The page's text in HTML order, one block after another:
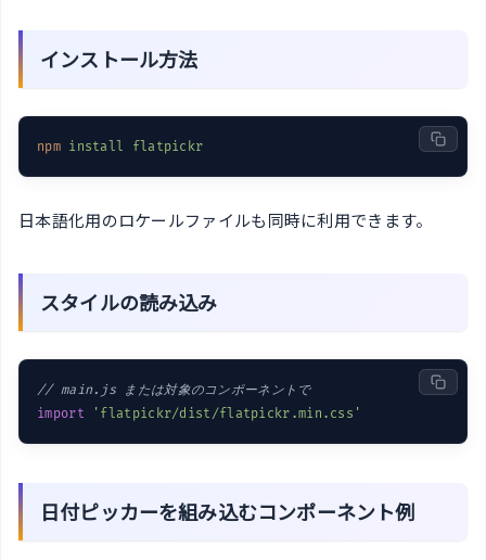
インストール方法
npm install flatpickr
日本語化用のロケールファイルも同時に利用できます。
スタイルの読み込み
// main.js または対象のコンポーネントで
import
'flatpickr/dist/flatpickr.min.css'
日付ピッカーを組み込むコンポーネント例